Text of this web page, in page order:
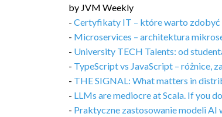
by JVM Weekly
- Certyfikaty IT – które warto zdobyć
- Microservices – architektura
- University TECH Talents: od
- TypeScript vs JavaScript – różnice,
- THE SIGNAL: What matters in
- LLMs are mediocre at Scala. If you
- Praktyczne zastosowanie modeli AI